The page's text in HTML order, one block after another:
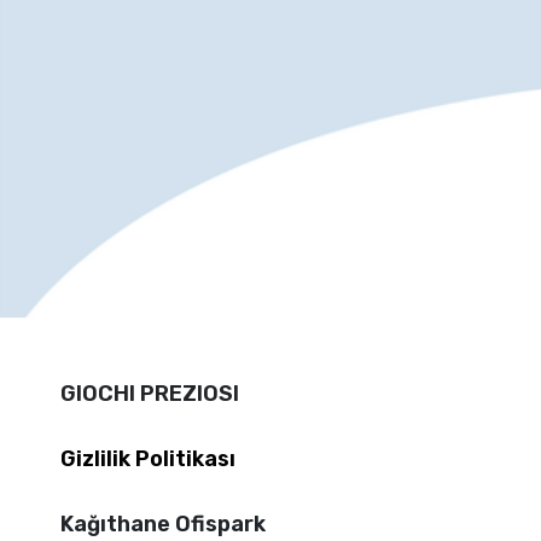
GIOCHI PREZIOSI
Gizlilik Politikası
Kağıthane Ofispark